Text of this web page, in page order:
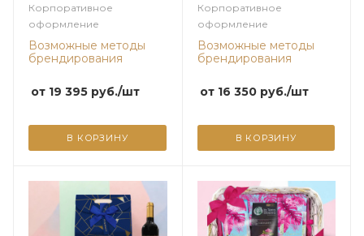
ассорти, чай, оливки,
варенье из коллекции
Жемчужная
Корпоративное
оформление
Возможные методы
брендирования
от 19 395 руб./шт
В КОРЗИНУ
шоколадные конфеты
ассорти из коллекции
Жемчужная
Корпоративное
оформление
Возможные методы
брендирования
от 16 350руб./шт
В КОРЗИНУ